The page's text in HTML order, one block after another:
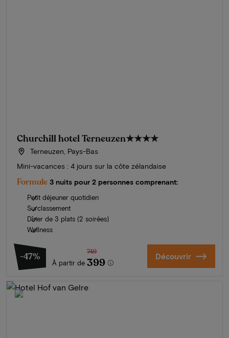
Churchill hotel Terneuzen★★★★
Terneuzen, Pays-Bas
Mini-vacances : 4 jours sur la côte zélandaise
Formule 3 nuits pour 2 personnes comprenant:
Petit déjeuner quotidien
Surclassement
Dîner de 3 plats (2 soirées)
Wellness
-47%
À partir de
749
399 Découvrir